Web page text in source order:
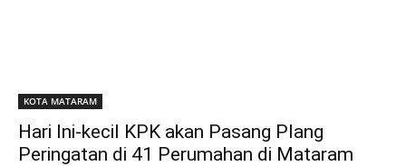
KOTA MATARAM
Hari Ini-kecil KPK akan Pasang Plang
Peringatan di 41 Perumahan di Mataram